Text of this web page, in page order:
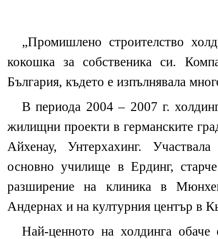
„Промишлено строителство
кокошка за собственика си.
България, където е изпълнявала
В периода 2004 – 2007 г.
жилищни проекти в германските
Айхенау, Унтерхахинг.
основно училище в Ердинг,
разширение на клиника в
Андернах и на културния център в
Най-ценното на холдинга